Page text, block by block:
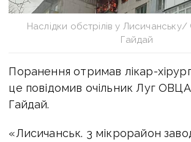
Наслідки обстрілів у
Гайдай
Поранення отримав лікар-
це повідомив очільник Луг
Гайдай.
«Лисичанськ. 3 мікрорайон